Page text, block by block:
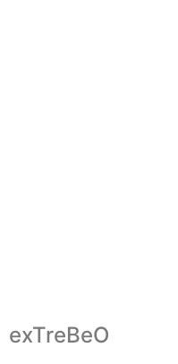
exTreBeO